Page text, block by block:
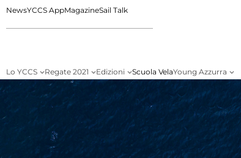
NewsYCCS AppMagazineSail Talk
Lo YCCS Regate 2021 Edizioni Scuola VelaYoung Azzurra